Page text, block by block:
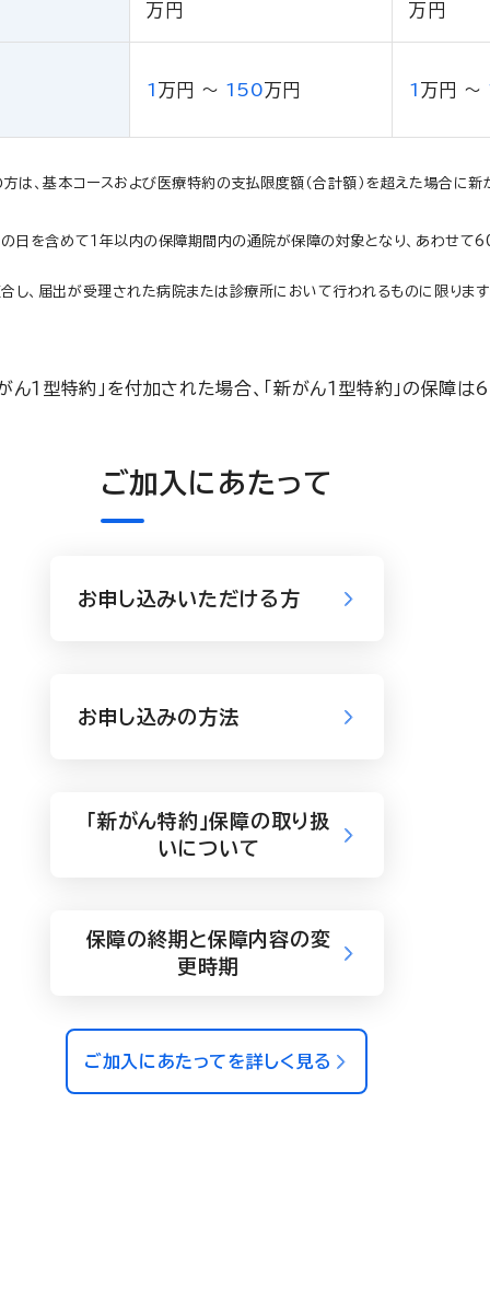
万円
万円
1 万円 ～ 150万円 1 万円 ～
、基本コースおよび医療特約の支払限度額（合計額）を超えた場合に新
日を含めて１年以内の保障期間内の通院が保障の対象となり、あわせて
、届出が受理された病院または診療所において行われるものに限りま
がん１型特約」を付加された場合、「新がん１型特約」の保障
ご加入にあたって
お申し込みいただける方
お申し込みの方法
「新がん特約」保障の取り扱
いについて
保障の終期と保障内容の変
更時期
ご加入にあたってを詳しく見る